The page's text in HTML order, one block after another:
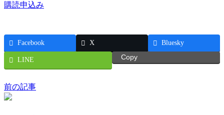
購読申込み
Facebook X Bluesky
LINE Copy
前の記事